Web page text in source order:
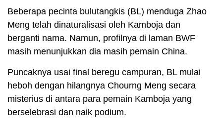
Beberapa pecinta bulutangkis (BL) menduga Zhao
Meng telah dinaturalisasi oleh Kamboja dan
berganti nama. Namun, profilnya di laman BWF
masih menunjukkan dia masih pemain China.
Puncaknya usai final beregu campuran, BL mulai
heboh dengan hilangnya Chourng Meng secara
misterius di antara para pemain Kamboja yang
berselebrasi dan naik podium.